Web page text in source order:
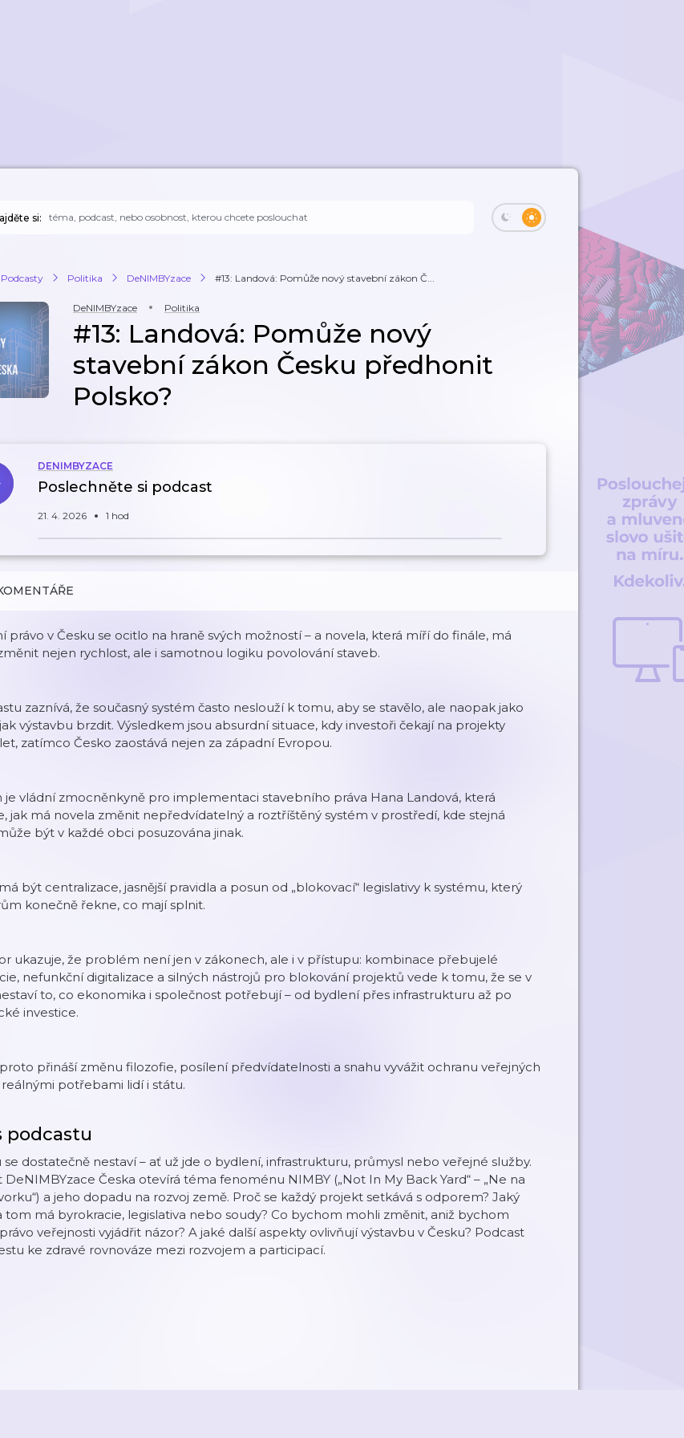
si:
Podcasty Politika DeNIMBYzace #13: Landová: Pomůže nový stavební zákon Č...
DeNIMBYzace Politika
#13: Landová: Pomůže nový
stavební zákon Česku předhonit
Polsko?
DENIMBYZACE
Poslechněte si podcast
21. 4. 2026 1 hod
právo v Česku se ocitlo na hraně svých možností – a novela, která míří do finále, má
nejen rychlost, ale i samotnou logiku povolování staveb.
zaznívá, že současný systém často neslouží k tomu, aby se stavělo, ale naopak jako
výstavbu brzdit. Výsledkem jsou absurdní situace, kdy investoři čekají na projekty
zatímco Česko zaostává nejen za západní Evropou.
je vládní zmocněnkyně pro implementaci stavebního práva Hana Landová, která
jak má novela změnit nepředvídatelný a roztříštěný systém v prostředí, kde stejná
být v každé obci posuzována jinak.
být centralizace, jasnější pravidla a posun od „blokovací“ legislativy k systému, který
konečně řekne, co mají splnit.
ukazuje, že problém není jen v zákonech, ale i v přístupu: kombinace přebujelé
nefunkční digitalizace a silných nástrojů pro blokování projektů vede k tomu, že se v
to, co ekonomika i společnost potřebují – od bydlení přes infrastrukturu až po
investice.
přináší změnu filozofie, posílení předvídatelnosti a snahu vyvážit ochranu veřejných
reálnými potřebami lidí i státu.
podcastu
se dostatečně nestaví – ať už jde o bydlení, infrastrukturu, průmysl nebo veřejné služby.
DeNIMBYzace Česka otevírá téma fenoménu NIMBY („Not In My Back Yard“ – „Ne na
a jeho dopadu na rozvoj země. Proč se každý projekt setkává s odporem? Jaký
tom má byrokracie, legislativa nebo soudy? Co bychom mohli změnit, aniž bychom
veřejnosti vyjádřit názor? A jaké další aspekty ovlivňují výstavbu v Česku? Podcast
ke zdravé rovnováze mezi rozvojem a participací.